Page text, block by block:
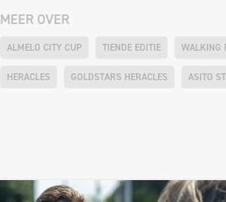
MEER OVER
ALMELO CITY CUP TIENDE EDITIE WALKING
HERACLES GOLDSTARS HERACLES ASITO